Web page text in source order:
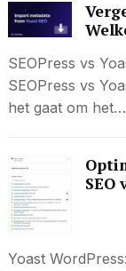
SEOPress vs
SEOPress vs
het gaat om het…
SEO
Yoast